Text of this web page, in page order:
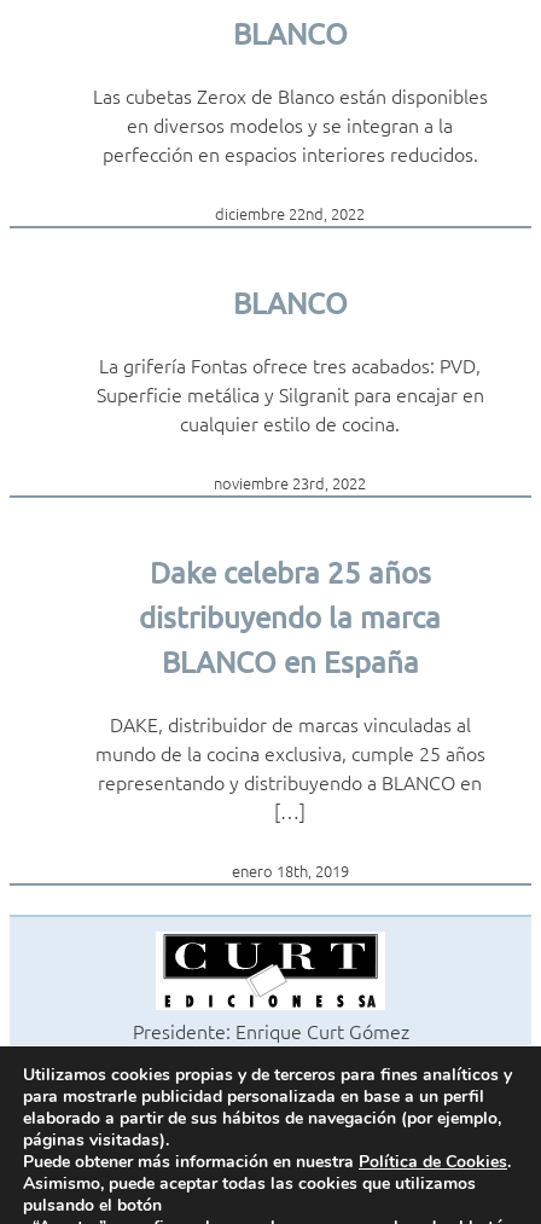
BLANCO
Las cubetas Zerox de Blanco están disponibles
en diversos modelos y se integran a la
perfección en espacios interiores reducidos.
diciembre 22nd, 2022
BLANCO
La grifería Fontas ofrece tres acabados: PVD,
Superficie metálica y Silgranit para encajar en
cualquier estilo de cocina.
noviembre 23rd, 2022
Dake celebra 25 años
distribuyendo la marca
BLANCO en España
DAKE, distribuidor de marcas vinculadas al
mundo de la cocina exclusiva, cumple 25 años
representando y distribuyendo a BLANCO en
[…]
enero 18th, 2019
Presidente: Enrique Curt Gómez
©2026 Revista Cocinas y Baños
Todos los derechos reservados
Paseo de Gracia, 63. 1º 2ª. 08008 Barcelona -
Fax 933 183 505
Utilizamos cookies propias y de terceros para fines analíticos y
para mostrarle publicidad personalizada en base a un perfil
elaborado a partir de sus hábitos de navegación (por ejemplo,
páginas visitadas).
Puede obtener más información en nuestra Política de Cookies.
Asimismo, puede aceptar todas las cookies que utilizamos
pulsando el botón